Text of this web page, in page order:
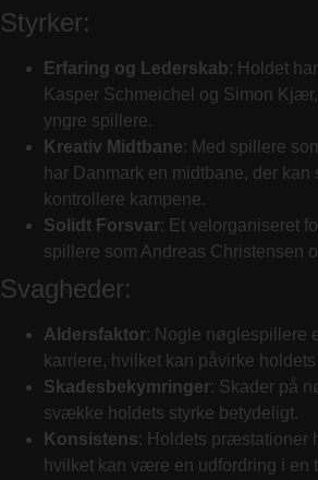
Styrker:
Erfaring og Lederskab: Holdet
Kasper Schmeichel og Simon
yngre spillere.
Kreativ Midtbane: Med spillere
har Danmark en midtbane, der kan
kontrollere kampene.
Solidt Forsvar: Et velorganiseret
spillere som Andreas Christensen
Svagheder:
Aldersfaktor: Nogle nøglespillere
karriere, hvilket kan påvirke
Skadesbekymringer: Skader på
svække holdets styrke betydeligt.
Konsistens: Holdets præstationer
hvilket kan være en udfordring i en